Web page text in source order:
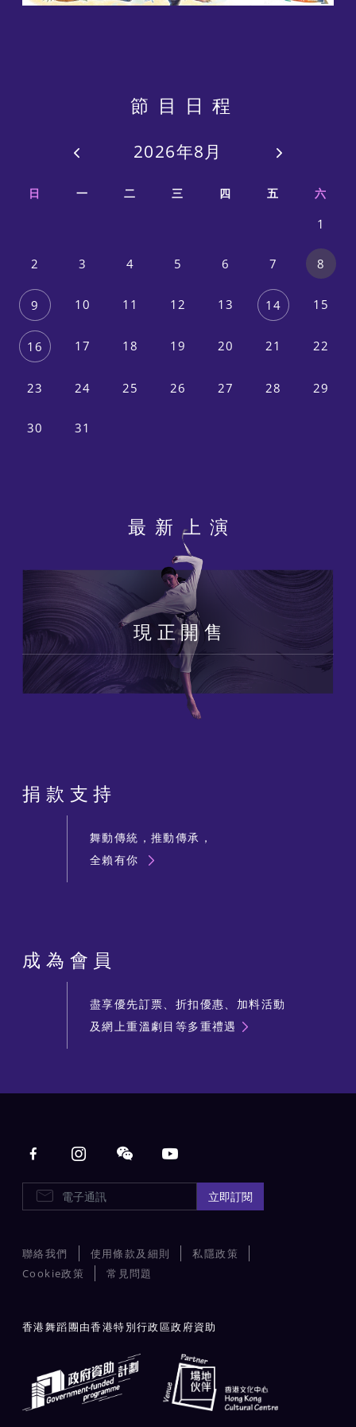
節目日程
2026年8月
日 一 二 三 四 五 六
1
2 3 4 5 6 7 8
9 10 11 12 13 14 15
16 17 18 19 20 21 22
23 24 25 26 27 28 29
30 31
最新上演
現正開售
捐款支持
舞動傳統，推動傳承，
全賴有你
成為會員
盡享優先訂票、折扣優惠、加料活動
及網上重溫劇目等多重禮遇
Main navigation
E-Newsletters 立即訂閱
聯絡我們 使用條款及細則
私隱政策
Cookie政策
常見問題
香港舞蹈團由香港特別行政區政府資助